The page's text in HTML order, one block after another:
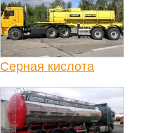
Серная кислота